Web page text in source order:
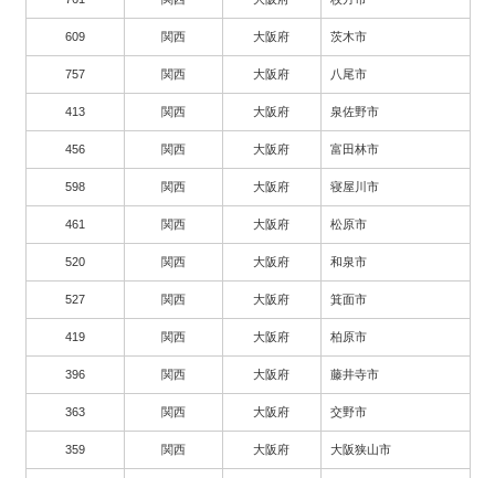
609 関西 大阪府 茨木市
757 関西 大阪府 八尾市
413 関西 大阪府 泉佐野市
456 関西 大阪府 富田林市
598 関西 大阪府 寝屋川市
461 関西 大阪府 松原市
520 関西 大阪府 和泉市
527 関西 大阪府 箕面市
419 関西 大阪府 柏原市
396 関西 大阪府 藤井寺市
363 関西 大阪府 交野市
359 関西 大阪府 大阪狭山市